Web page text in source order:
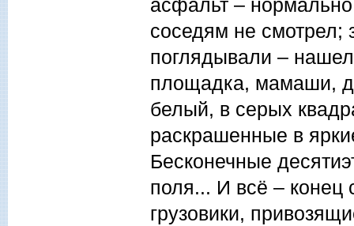
асфальт –
соседям не смотрел;
поглядывали –
площадка, мамаши,
белый, в серых
раскрашенные в
Бесконечные
поля... И всё –
грузовики,